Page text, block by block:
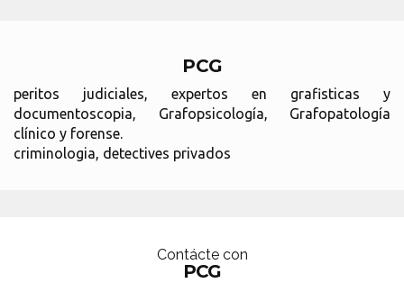
PCG
peritos judiciales, expertos en grafisticas y
documentoscopia, Grafopsicología, Grafopatología
clínico y forense.
criminologia, detectives privados
Contácte con
PCG